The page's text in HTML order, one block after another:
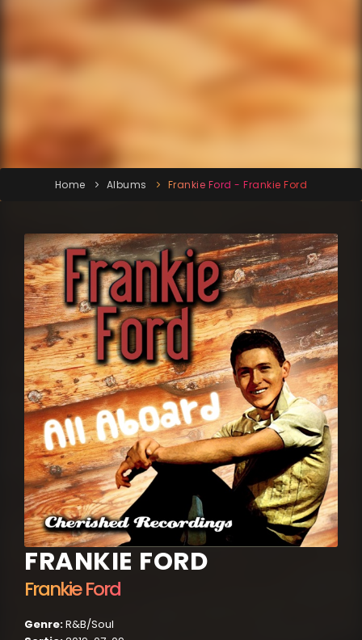
Home Albums Frankie Ford - Frankie Ford
FRANKIE FORD
Frankie Ford
Genre:R&B/Soul